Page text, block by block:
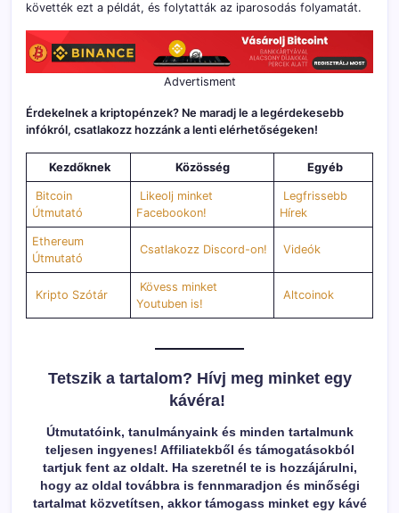
követték ezt a példát, és folytatták az iparosodás folyamatát.
Advertisment
Érdekelnek a kriptopénzek? Ne maradj le a legérdekesebb
infókról, csatlakozz hozzánk a lenti elérhetőségeken!
Kezdőknek Közösség Egyéb
Bitcoin
Útmutató
Likeolj minket
Facebookon!
Legfrissebb
Hírek
Ethereum
Útmutató
Csatlakozz Discord-on! Videók
Kripto Szótár
Kövess minket
Youtuben is!
Altcoinok
Tetszik a tartalom? Hívj meg minket egy
kávéra!
Útmutatóink, tanulmányaink és minden tartalmunk
teljesen ingyenes! Affiliatekből és támogatásokból
tartjuk fent az oldalt. Ha szeretnél te is hozzájárulni,
hogy az oldal továbbra is fennmaradjon és minőségi
tartalmat közvetítsen, akkor támogass minket egy kávé